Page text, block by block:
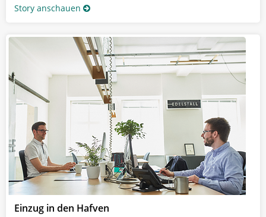
Story anschauen
Einzug in den Hafven